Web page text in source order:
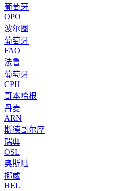
葡萄牙
OPO
波尔图
葡萄牙
FAO
法鲁
葡萄牙
CPH
哥本哈根
丹麦
ARN
斯德哥尔摩
瑞典
OSL
奥斯陆
挪威
HEL